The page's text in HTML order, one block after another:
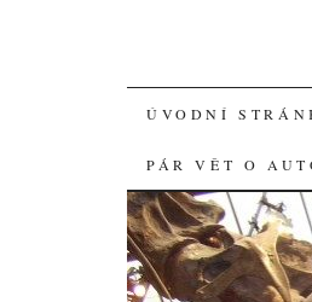
SKIP
TO
CONTENT
ÚVODNÍ
PÁR VĚT O